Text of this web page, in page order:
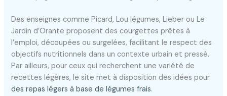
Des enseignes comme Picard, Lou légumes, Lieber ou Le
Jardin d’Orante proposent des courgettes prêtes à
l’emploi, découpées ou surgelées, facilitant le respect des
objectifs nutritionnels dans un contexte urbain et pressé.
Par ailleurs, pour ceux qui recherchent une variété de
recettes légères, le site met à disposition des idées pour
des repas légers à base de légumes frais.